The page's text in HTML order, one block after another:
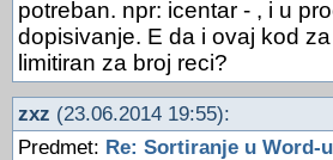
potreban. npr: icentar - , i u
dopisivanje. E da i ovaj kod
limitiran za broj reci?
zxz (23.06.2014 19:55):
Predmet: Re: Sortiranje u Word-u